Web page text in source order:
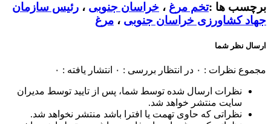
برچسب ها :تخم مرغ ، خراسان جنوبی ، رئیس سازمان
جهاد کشاورزی خراسان جنوبی ، مرغ
ارسال نظر شما
مجموع نظرات : ۰ در انتظار بررسی : ۰ انتشار یافته : ۰
نظرات ارسال شده توسط شما، پس از تایید توسط مدیران
سایت منتشر خواهد شد.
نظراتی که حاوی تهمت یا افترا باشد منتشر نخواهد شد.